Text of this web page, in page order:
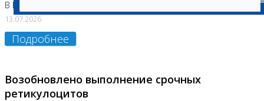
В Бутово
13.07.2026
Подробнее
Возобновлено выполнение срочных
ретикулоцитов